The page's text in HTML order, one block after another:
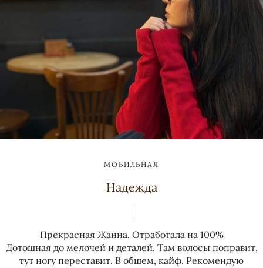
МОБИЛЬНАЯ
Надежда
Прекрасная Жанна. Отработала на 100%
Дотошная до мелочей и деталей. Там волосы поправит,
тут ногу переставит. В общем, кайф. Рекомендую